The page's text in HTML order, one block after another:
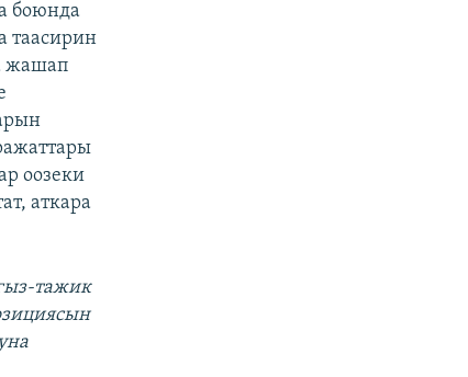
боюнда
таасирин
жашап
оозеки
аткара
тажик